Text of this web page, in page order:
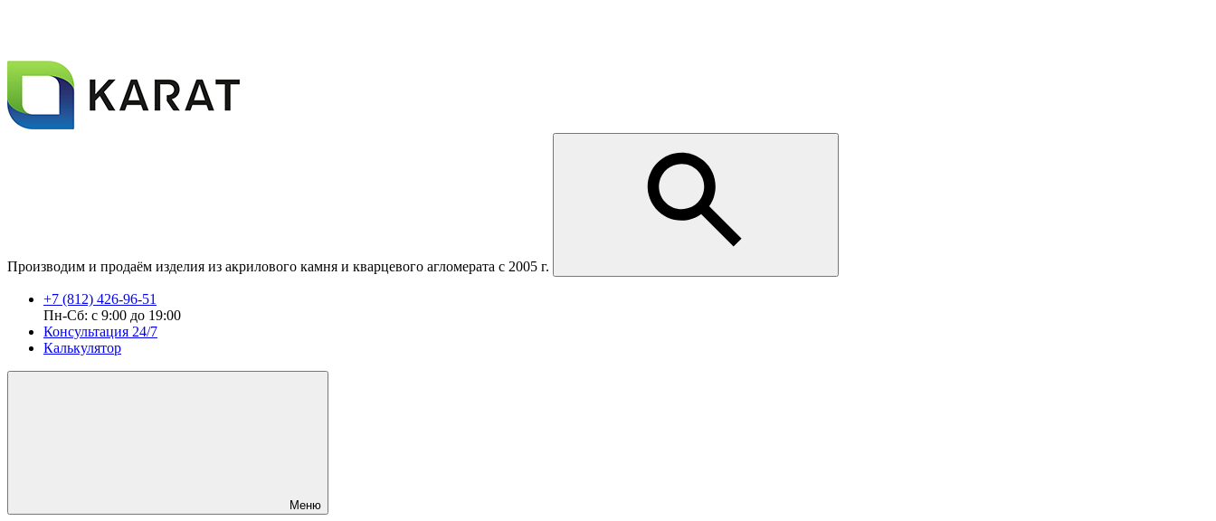
Производим и продаём изделия из акрилового камня и кварцевого агломерата с 2005 г.
+7 (812) 426-96-51
Пн-Сб: с 9:00 до 19:00
Консультация 24/7
Калькулятор
Меню